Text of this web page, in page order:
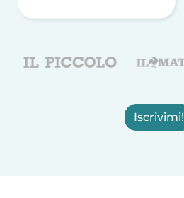
Iscrivimi!